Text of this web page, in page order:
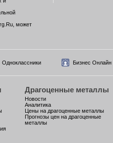
может
Одноклассники Бизнес Онлайн
Драгоценные металлы
Новости
Аналитика
Цены на драгоценные металлы
Прогнозы цен на драгоценные
металлы